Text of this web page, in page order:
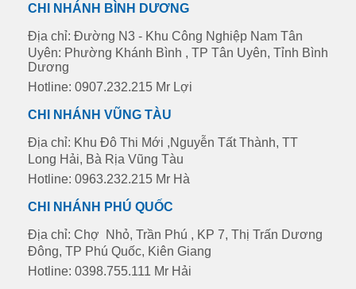
CHI NHÁNH BÌNH DƯƠNG
Địa chỉ: Đường N3 - Khu Công Nghiệp Nam Tân
Uyên: Phường Khánh Bình , TP Tân Uyên, Tỉnh Bình
Dương
Hotline: 0907.232.215 Mr Lợi
CHI NHÁNH VŨNG TÀU
Địa chỉ: Khu Đô Thi Mới ,Nguyễn Tất Thành, TT
Long Hải, Bà Rịa Vũng Tàu
Hotline: 0963.232.215 Mr Hà
CHI NHÁNH PHÚ QUỐC
Địa chỉ: Chợ Nhỏ, Trần Phú , KP 7, Thị Trấn Dương
Đông, TP Phú Quốc, Kiên Giang
Hotline: 0398.755.111 Mr Hải